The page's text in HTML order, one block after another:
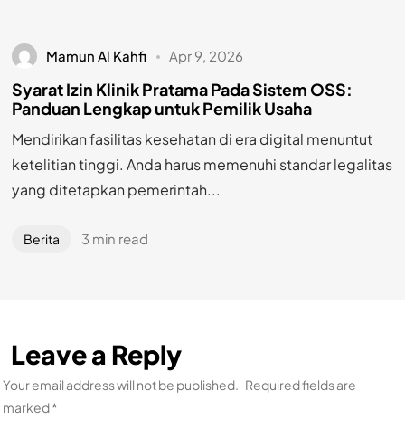
Mamun Al Kahfi Apr 9, 2026
Syarat Izin Klinik Pratama Pada Sistem OSS:
Panduan Lengkap untuk Pemilik Usaha
Mendirikan fasilitas kesehatan di era digital menuntut
ketelitian tinggi. Anda harus memenuhi standar legalitas
yang ditetapkan pemerintah...
Berita 3 min read
Leave a Reply
Your email address will not be published. Required fields are
marked*